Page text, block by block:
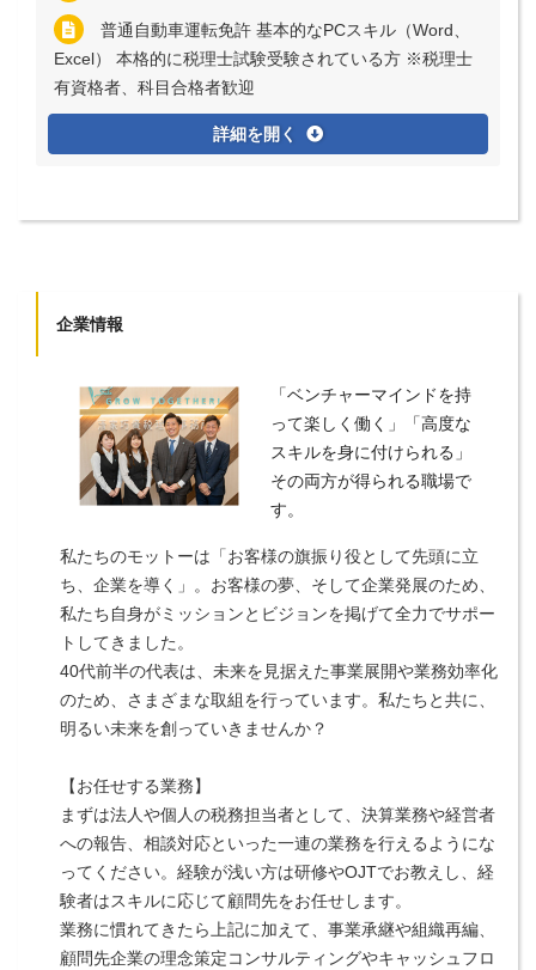
普通自動車運転免許 基本的なPCスキル（Word、
Excel） 本格的に税理士試験受験されている方 ※税理士
有資格者、科目合格者歓迎
詳細を開く
企業情報
「ベンチャーマインドを持
って楽しく働く」「高度な
スキルを身に付けられる」
その両方が得られる職場で
す。
私たちのモットーは「お客様の旗振り役として先頭に立
ち、企業を導く」。お客様の夢、そして企業発展のため、
私たち自身がミッションとビジョンを掲げて全力でサポー
トしてきました。
40代前半の代表は、未来を見据えた事業展開や業務効率化
のため、さまざまな取組を行っています。私たちと共に、
明るい未来を創っていきませんか？
【お任せする業務】
まずは法人や個人の税務担当者として、決算業務や経営者
への報告、相談対応といった一連の業務を行えるようにな
ってください。経験が浅い方は研修やOJTでお教えし、経
験者はスキルに応じて顧問先をお任せします。
業務に慣れてきたら上記に加えて、事業承継や組織再編、
顧問先企業の理念策定コンサルティングやキャッシュフロ